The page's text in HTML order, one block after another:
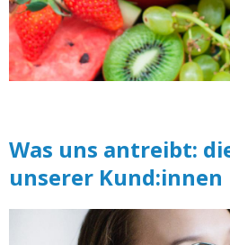
Was uns antreibt:
unserer Kund:innen